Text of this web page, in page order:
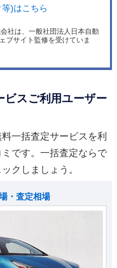
)はこちら
社は、一般社団法人日本自動
ブサイト監修を受けていま
ビスご利用ユーザー
一括査定サービスを利
です。一括査定ならで
クしましょう。
・査定相場